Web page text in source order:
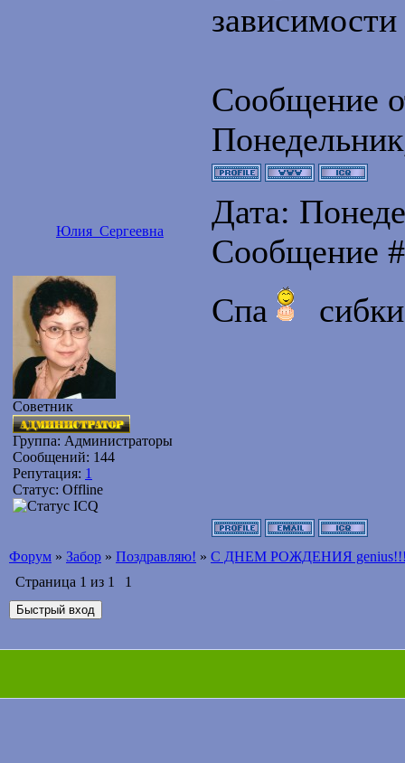
Сообщение
Юлия_Сергеевна
Дата:
Сообщение
Советник
Группа: Администраторы
Сообщений: 144
Репутация: 1
Статус: Offline
Спа
Форум » Забор » Поздравляю! » С ДНЕМ РОЖДЕНИЯ
Страница 1 из 1 1